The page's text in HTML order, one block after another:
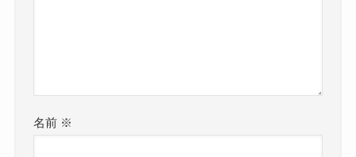
名前 ※